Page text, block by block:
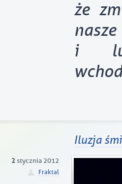
że
i
Iluzja
2stycznia 2012
Fraktal